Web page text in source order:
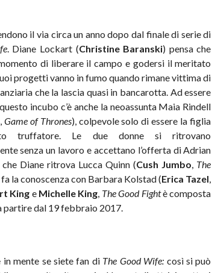
il via circa un anno dopo dal finale di serie di
. Diane Lockart (Christine Baranski) pensa che
di liberare il campo e godersi il meritato
progetti vanno in fumo quando rimane vittima di
che la lascia quasi in bancarotta. Ad essere
incubo c’è anche la neoassunta Maia Rindell
, Game of Thrones), colpevole solo di essere la figlia
truffatore. Le due donne si ritrovano
senza un lavoro e accettano l’offerta di Adrian
che Diane ritrova Lucca Quinn (Cush Jumbo, The
la conoscenza con Barbara Kolstad (Erica Tazel,
King e Michelle King, The Good Fightè composta
partire dal 19 febbraio 2017.
in mente se siete fan di The Good Wife: così si può